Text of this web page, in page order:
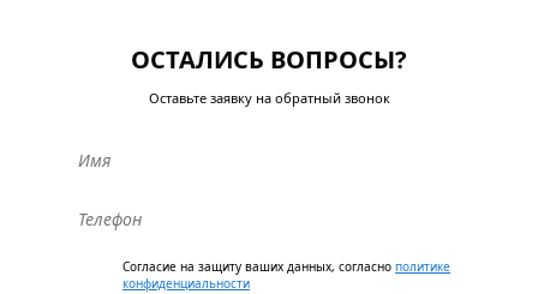
ОСТАЛИСЬ ВОПРОСЫ?
Оставьте заявку на обратный звонок
Согласие на защиту ваших данных, согласно политике
конфиденциальности